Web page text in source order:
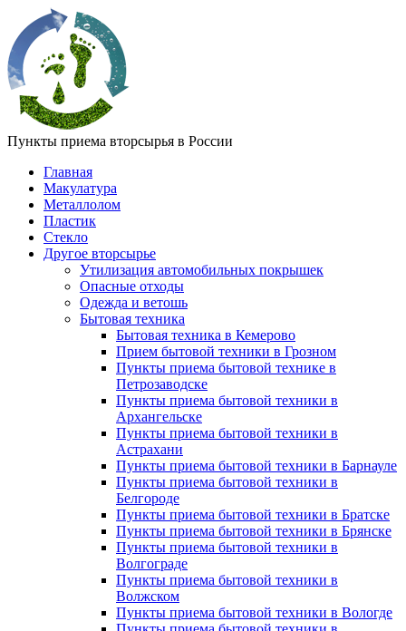
Пункты приема вторсырья в России
Главная
Макулатура
Металлолом
Пластик
Стекло
Другое вторсырье
Утилизация автомобильных покрышек
Опасные отходы
Одежда и ветошь
Бытовая техника
Бытовая техника в Кемерово
Прием бытовой техники в Грозном
Пункты приема бытовой технике в
Петрозаводске
Пункты приема бытовой техники в
Архангельске
Пункты приема бытовой техники в
Астрахани
Пункты приема бытовой техники в Барнауле
Пункты приема бытовой техники в
Белгороде
Пункты приема бытовой техники в Братске
Пункты приема бытовой техники в Брянске
Пункты приема бытовой техники в
Волгограде
Пункты приема бытовой техники в
Волжском
Пункты приема бытовой техники в Вологде